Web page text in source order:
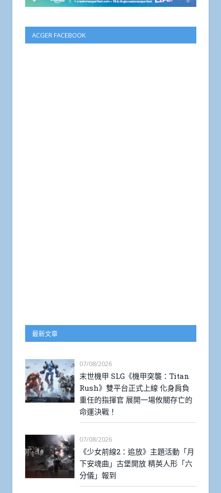
ACGER FACEBOOK
最新文章
07/08/2026
末世機甲 SLG《機甲突襲：Titan
Rush》雙平台正式上線 化身肩負
重任的指揮官 展開一場攸關存亡的
命運決戰！
07/08/2026
《少女前線2：追放》主題活動「月
下安魂曲」古堡開放 精英人形「六
分儀」報到